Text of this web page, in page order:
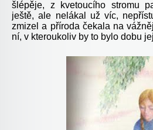
šlépěje, z kvetoucího stromu
ještě, ale nelákal už víc,
zmizel a příroda čekala na
ní, v kteroukoliv by to bylo dobu